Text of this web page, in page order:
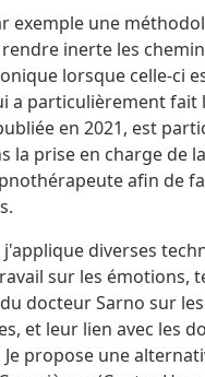
exemple une
inerte les
lorsque celle-ci
a particulièrement fait
en 2021, est
la prise en charge de
afin de
j'applique diverses
sur les émotions,
docteur Sarno sur
et leur lien avec les
propose une